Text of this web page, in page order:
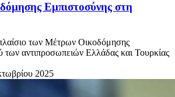
Εμπιστοσύνης στη
των Μέτρων Οικοδόμησης
των αντιπροσωπειών Ελλάδας και Τουρκίας
2025